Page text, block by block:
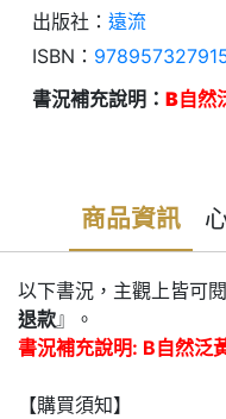
出版社： 遠流
ISBN：
書況補充說明： B自然
商品資訊
以下書況，主觀上皆可
退款』。
書況補充說明: B自然泛
【購買須知】